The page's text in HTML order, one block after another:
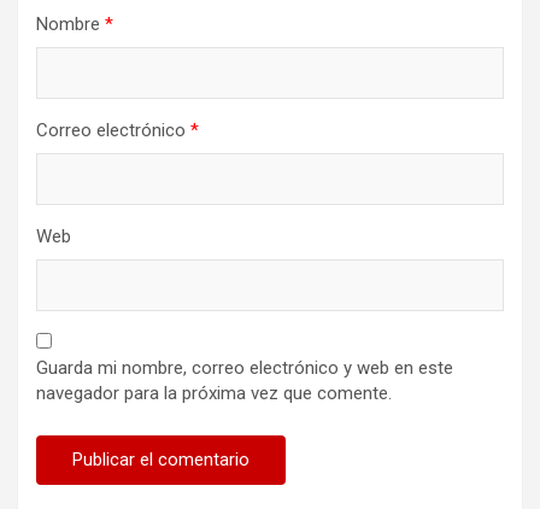
Nombre *
Correo electrónico *
Web
Guarda mi nombre, correo electrónico y web en este
navegador para la próxima vez que comente.